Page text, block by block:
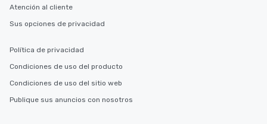
Atención al cliente
Sus opciones de privacidad
Política de privacidad
Condiciones de uso del producto
Condiciones de uso del sitio web
Publique sus anuncios con nosotros